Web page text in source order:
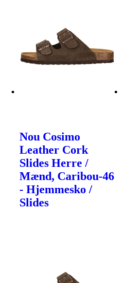
Nou Cosimo
Leather Cork
Slides Herre /
Mænd, Caribou-46
- Hjemmesko /
Slides